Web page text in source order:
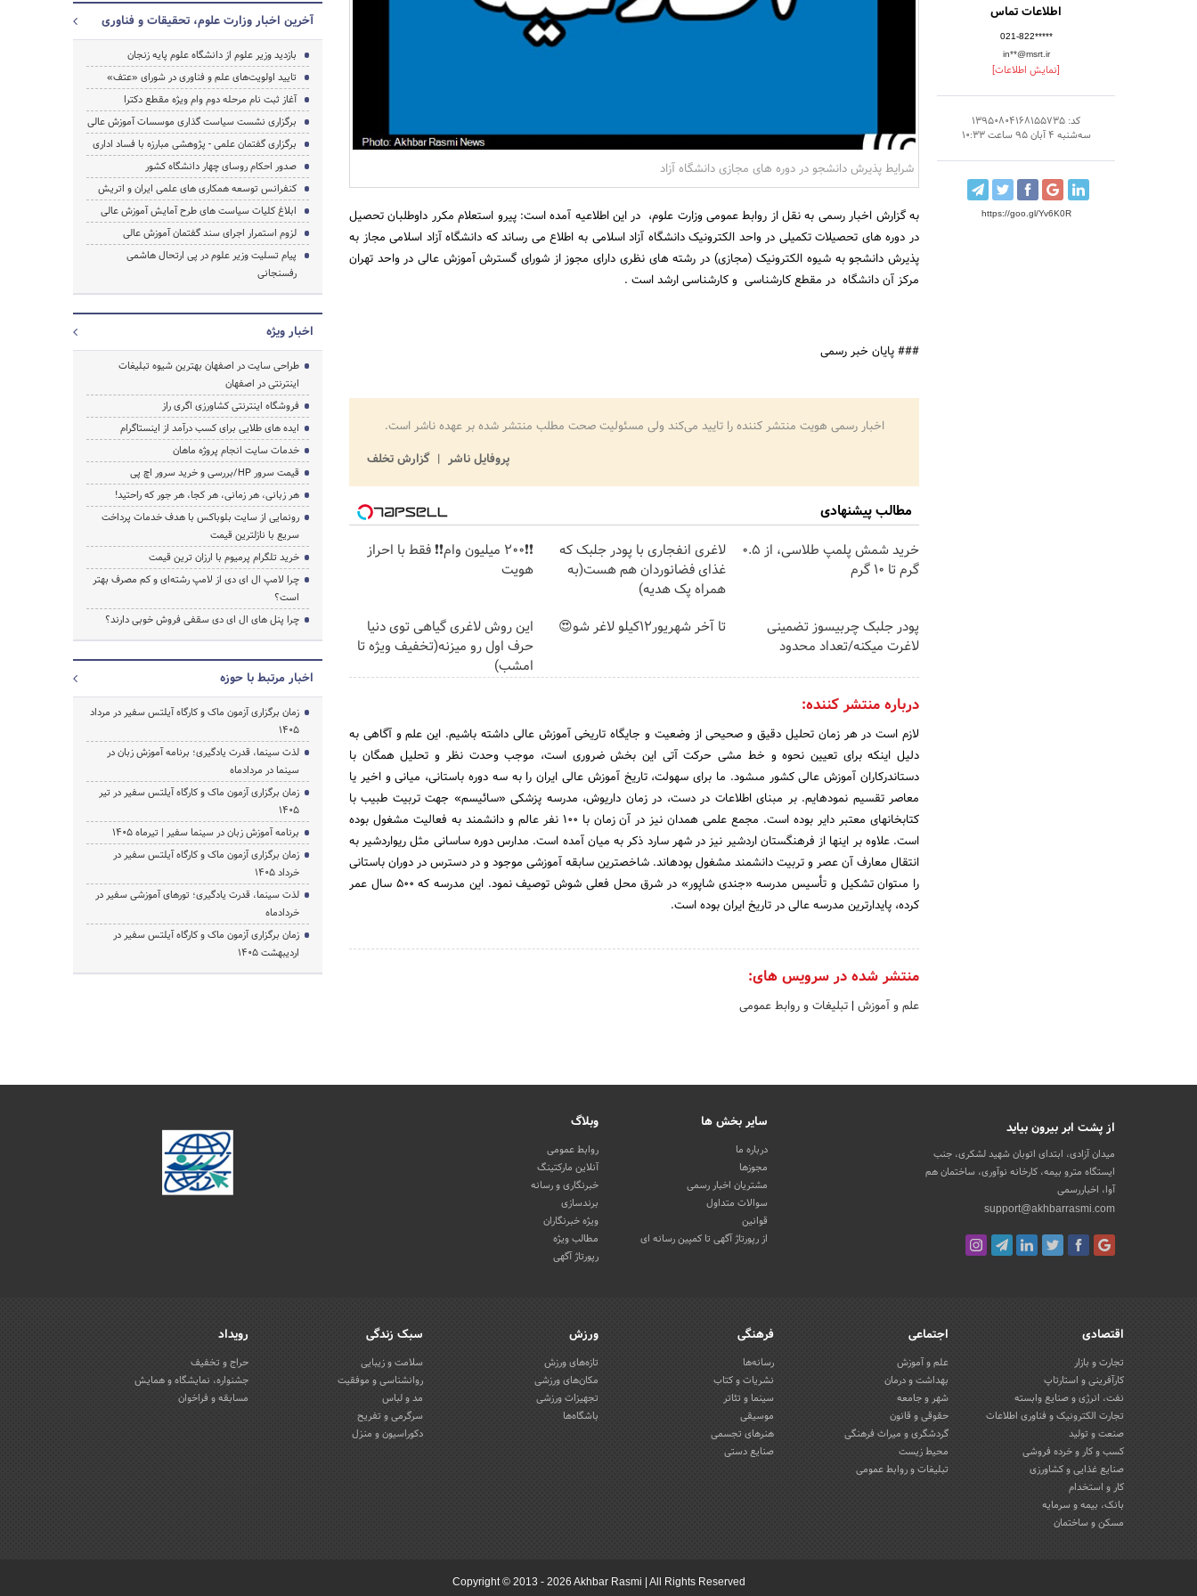
اطلاعات تماس
021-822*****
in**@msrt.ir
[نمایش اطلاعات]
کد: 13950804168155735
سه‌شنبه 4 آبان 95 ساعت 10:33
https://goo.gl/Yv6K0R
شرایط پذیرش دانشجو در دوره های مجازی دانشگاه آزاد
به گزارش اخبار رسمی به نقل از روابط عمومی وزارت علوم، در این اطلاعیه آمده است: پیرو استعلام مکرر داوطلبان تحصیل
در دوره های تحصیلات تکمیلی در واحد الکترونیک دانشگاه آزاد اسلامی به اطلاع می رساند که دانشگاه آزاد اسلامی مجاز به
پذیرش دانشجو به شیوه الکترونیک (مجازی) در رشته های نظری دارای مجوز از شورای گسترش آموزش عالی در واحد تهران
مرکز آن دانشگاه در مقطع کارشناسی و کارشناسی ارشد است .
### پایان خبر رسمی
اخبار رسمی هویت منتشر کننده را تایید می‌کند ولی مسئولیت صحت مطلب منتشر شده بر عهده ناشر است.
پروفایل ناشر
گزارش تخلف
مطالب پیشنهادی
خرید شمش پلمپ طلاسی، از ۰.۵
گرم تا ۱۰ گرم
لاغری انفجاری با پودر جلبک که
غذای فضانوردان هم هست(به
همراه پک هدیه)
❗❗200 میلیون وام❗❗ فقط با احراز
هویت
پودر جلبک چربیسوز تضمینی
لاغرت میکنه/تعداد محدود
تا آخر شهریور12کیلو لاغر شو😍
این روش لاغری گیاهی توی دنیا
حرف اول رو میزنه(تخفیف ویژه تا
امشب)
درباره منتشر کننده:
لازم است در هر زمان تحلیل دقیق و صحیحى از وضعیت و جایگاه تاریخى آموزش عالى داشته باشیم. این علم و آگاهى به
دلیل اینکه براى تعیین نحوه و خط مشى حرکت آتى این بخش ضرورى است، موجب وحدت نظر و تحلیل همگان با
دست‏اندرکاران آموزش عالى کشور مى‏شود. ما براى سهولت، تاریخ آموزش عالى ایران را به سه دوره باستانى، میانى و اخیر یا
معاصر تقسیم نموده‏ایم. بر مبناى اطلاعات در دست، در زمان داریوش، مدرسه پزشکى «سائیسم» جهت تربیت طبیب با
کتابخانه‏اى معتبر دایر بوده است. مجمع علمى همدان نیز در آن زمان با 100 نفر عالم و دانشمند به فعالیت مشغول بوده
است. علاوه بر اینها از فرهنگستان اردشیر نیز در شهر سارد ذکر به میان آمده است. مدارس دوره ساسانى مثل ریواردشیر به
انتقال معارف آن عصر و تربیت دانشمند مشغول بوده‏اند. شاخص‏ترین سابقه آموزشى موجود و در دسترس در دوران باستانى
را مى‏توان تشکیل و تأسیس مدرسه «جندى شاپور» در شرق محل فعلى شوش توصیف نمود. این مدرسه که 500 سال عمر
کرده، پایدارترین مدرسه عالى در تاریخ ایران بوده است.
منتشر شده در سرویس های:
علم و آموزش | تبلیغات و روابط عمومی
آخرین اخبار وزارت علوم، تحقیقات و فناوری
بازدید وزیر علوم از دانشگاه علوم پایه زنجان
تایید اولویت‌های علم و فناوری در شورای «عتف»
آغاز ثبت نام مرحله دوم وام ویژه مقطع دکترا
برگزاری نشست سیاست گذاری موسسات آموزش عالی
برگزاری گفتمان علمی - پژوهشی مبارزه با فساد اداری
صدور احکام روسای چهار دانشگاه کشور
کنفرانس توسعه همکاری های علمی ایران و اتریش
ابلاغ کلیات سیاست های طرح آمایش آموزش عالی
لزوم استمرار اجرای سند گفتمان آموزش عالی
پیام تسلیت وزیر علوم در پی ارتحال هاشمی
رفسنجانی
اخبار ویژه
طراحی سایت در اصفهان بهترین شیوه تبلیغات
اینترنتی در اصفهان
فروشگاه اینترنتی کشاورزی اگری راز
ایده های طلایی برای کسب درآمد از اینستاگرام
خدمات سایت انجام پروژه ماهان
قیمت سرور HP/بررسی و خرید سرور اچ پی
هر زبانی، هر زمانی، هر کجا، هر جور که راحتید!
رونمایی از سایت بلوباکس با هدف خدمات پرداخت
سریع با نازلترین قیمت
خرید تلگرام پرمیوم با ارزان ترین قیمت
چرا لامپ ال ای دی از لامپ رشته‌ای و کم مصرف بهتر
است؟
چرا پنل های ال ای دی سقفی فروش خوبی دارند؟
اخبار مرتبط با حوزه
زمان برگزاری آزمون ماک و کارگاه آیلتس سفیر در مرداد
1405
لذت سینما، قدرت یادگیری؛ برنامه آموزش زبان در
سینما در مردادماه
زمان برگزاری آزمون ماک و کارگاه آیلتس سفیر در تیر
1405
برنامه آموزش زبان در سینما سفیر | تیرماه ۱۴۰۵
زمان برگزاری آزمون ماک و کارگاه آیلتس سفیر در
خرداد 1405
لذت سینما، قدرت یادگیری؛ تورهای آموزشی سفیر در
خردادماه
زمان برگزاری آزمون ماک و کارگاه آیلتس سفیر در
اردیبهشت 1405
از پشت ابر بیرون بیاید
میدان آزادی، ابتدای اتوبان شهید لشکری، جنب
ایستگاه مترو بیمه، کارخانه نوآوری، ساختمان هم
آوا، اخباررسمی
support@akhbarrasmi.com
سایر بخش ها
درباره ما
مجوزها
مشتریان اخبار رسمی
سوالات متداول
قوانین
از رپورتاژ آگهی تا کمپین رسانه ای
وبلاگ
روابط عمومی
آنلاین مارکتینگ
خبرنگاری و رسانه
برندسازی
ویژه خبرنگاران
مطالب ویژه
رپورتاژ آگهی
اقتصادی
تجارت و بازار
کارآفرینی و استارتاپ
نفت، انرژی و صنایع وابسته
تجارت الکترونیک و فناوری اطلاعات
صنعت و تولید
کسب و کار و خرده فروشی
صنایع غذایی و کشاورزی
کار و استخدام
بانک، بیمه و سرمایه
مسکن و ساختمان
اجتماعی
علم و آموزش
بهداشت و درمان
شهر و جامعه
حقوقی و قانون
گردشگری و میراث فرهنگی
محیط زیست
تبلیغات و روابط عمومی
فرهنگی
رسانه‌ها
نشریات و کتاب
سینما و تئاتر
موسیقی
هنرهای تجسمی
صنایع دستی
ورزش
تازه‌های ورزش
مکان‌های ورزشی
تجهیزات ورزشی
باشگاه‌ها
سبک زندگی
سلامت و زیبایی
روانشناسی و موفقیت
مد و لباس
سرگرمی و تفریح
دکوراسیون و منزل
رویداد
حراج و تخفیف
جشنواره، نمایشگاه و همایش
مسابقه و فراخوان
Copyright © 2013 - 2026 Akhbar Rasmi All Rights Reserved